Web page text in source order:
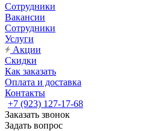
Сотрудники
Вакансии
Сотрудники
Услуги
Акции
Скидки
Как заказать
Оплата и доставка
Контакты
+7 (923) 127-17-68
Заказать звонок
Задать вопрос